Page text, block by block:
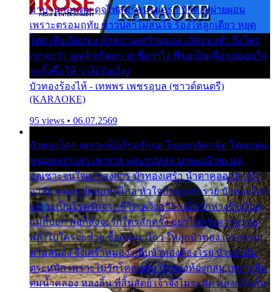
มาบานก่อนตูม ดุจไฟสุมร้อนรุมอุรา บัวทองผ่ายผอม
เพราะตรอมฤทัย ข้าวปลาไม่สนใจ ร้องไห้ลูกเดียว หยุด
โศก เสียเถิดทอง พักความเศร้าหมอง เถิดทองจ๋า ถึงใคร
เขาจะว่า ลูกเจ้าเกิดมา จะชื่อว่าไง พี่ขอเป็นเพื่อนปลอบใจ
จะตั้งชื่อให้ ว่าไอ้บังเอิญ
บัวทองร้องไห้ - เทพพร เพชรอุบล (ซาวด์ดนตรี)
(KARAOKE)
95 views • 06.07.2569
บัวทองโศก เพราะเป็นโรครักรุม ในอกกลัดกลุ้ม โดนแฟน
หนุ่มหลอกเอา เขารวย และรูปหล่อ มาพะเน้าพะนอ
ออเซาะจนใจเบา สงสาร บัวทองเศร้า น้ำตาคลอเบ้า เฝ้า
อาลัย หนุ่มรูปหล่อหนีไกล หัวใจบัวทองระรวย บัวทองโศก
เพราะเป็นโรครักจาง ชีวิตเคว้งคว้าง เมื่อรักห่างร้างไกล
แม่ก็บอก พ่อก็สั่งจะรักใครสักครั้ง อย่าไปหวังความรวย
พลั้งไปใครจะช่วย ซื้อเปลมาไกว ให้ลูกบัวทอง เวรกรรม
ตามสนอง จึงเศร้าหมอง กลีบบัวทองต้องโรย บัวทองไม่
ตระหนัก เพราะไม่รักโคลนตม บัวทองท้องกลม เพราะลืม
ตมน้ำคลอง หลงลิ้น ที่สิ้นสัตย์ เจ้าจึงไม่ระมัด หลงกลิ่นลิ้น